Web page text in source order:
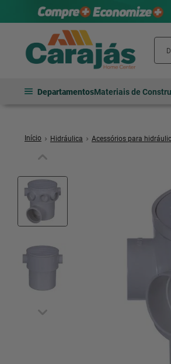
DepartamentosMateriais de
Hidráulica Acessórios para